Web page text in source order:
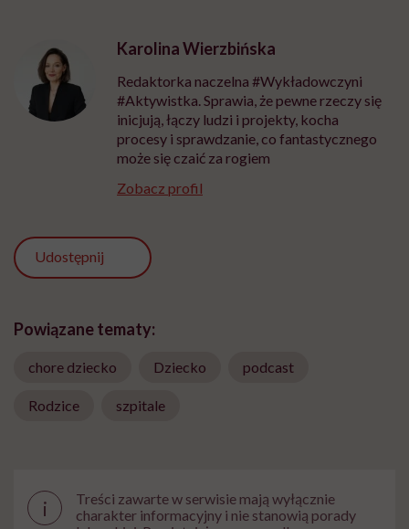
Karolina Wierzbińska
Redaktorka naczelna #Wykładowczyni
#Aktywistka. Sprawia, że pewne rzeczy się
inicjują, łączy ludzi i projekty, kocha
procesy i sprawdzanie, co fantastycznego
może się czaić za rogiem
Zobacz profil
Udostępnij
Powiązane tematy:
chore dziecko Dziecko podcast
Rodzice szpitale
i
Treści zawarte w serwisie mają wyłącznie
charakter informacyjny i nie stanowią porady